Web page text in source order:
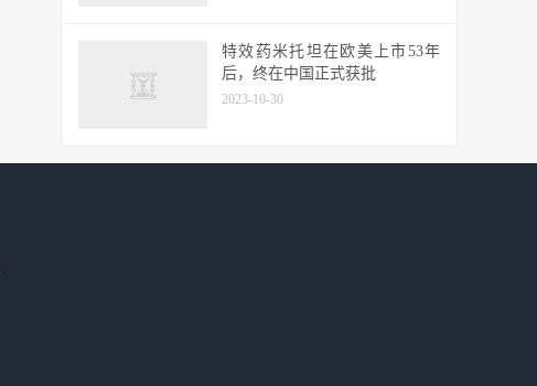
特效药米托坦在欧美上市53年
后，终在中国正式获批
2023-10-30